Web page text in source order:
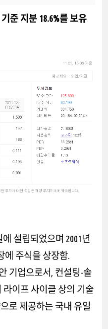
준 지분 18.6%를 보유
에 설립되었으며 2001년
에 주식을 상장함.
기업으로서, 컨설팅-솔
이프 사이클 상의 기술
로 제공하는 국내 유일